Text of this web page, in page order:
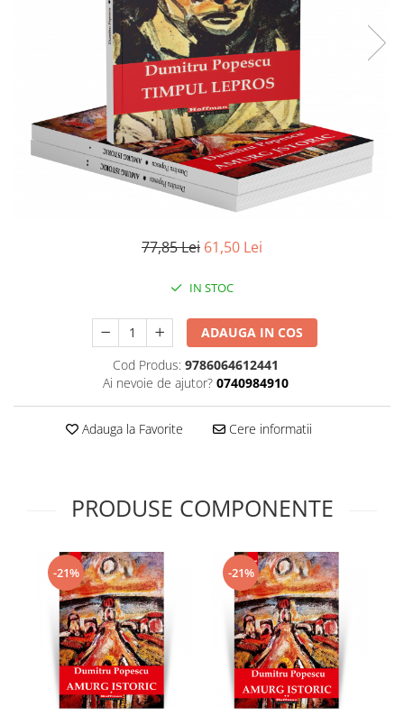
Universala
Universala
Publicistica / Reportaje / Interviuri
Sociologie si filozofie
77,85 Lei 61,50 Lei
IN STOC
ADAUGA IN COS
Cod Produs: 9786064612441
Ai nevoie de ajutor? 0740984910
Adauga la Favorite Cere informatii
PRODUSE COMPONENTE
-21% -21%